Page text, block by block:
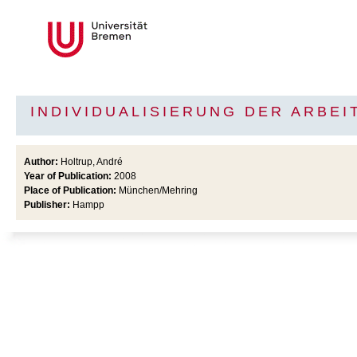
INDIVIDUALISIERUNG DER
Author: Holtrup, André
Year of Publication: 2008
Place of Publication: München/Mehring
Publisher: Hampp